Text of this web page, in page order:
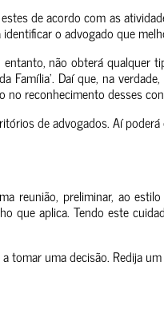
de acordo com as
o advogado que
não obterá
Família’. Daí que, na
no reconhecimento desses
de advogados. Aí
reunião, preliminar, ao
que aplica. Tendo este
tomar uma decisão. Redija